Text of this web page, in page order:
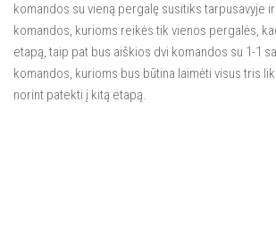
komandos su vieną pergalę susitiks tarpusavyje
komandos, kurioms reikės tik vienos pergalės,
etapą, taip pat bus aiškios dvi komandos su 1-1
komandos, kurioms bus būtina laimėti visus tris
norint patekti į kitą etapą.